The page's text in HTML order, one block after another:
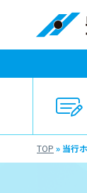
TOP » 当行